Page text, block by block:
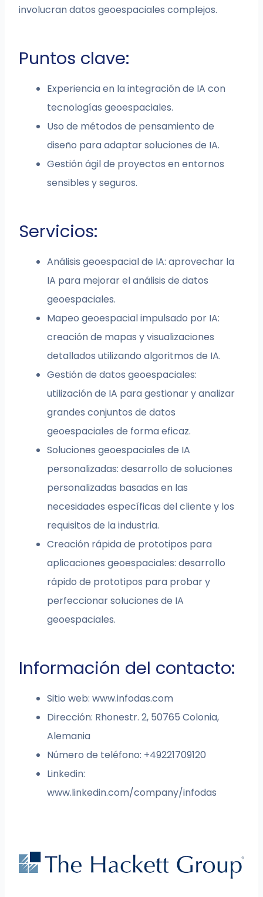
involucran datos geoespaciales complejos.
Puntos clave:
Experiencia en la integración de IA con
tecnologías geoespaciales.
Uso de métodos de pensamiento de
diseño para adaptar soluciones de IA.
Gestión ágil de proyectos en entornos
sensibles y seguros.
Servicios:
Análisis geoespacial de IA: aprovechar la
IA para mejorar el análisis de datos
geoespaciales.
Mapeo geoespacial impulsado por IA:
creación de mapas y visualizaciones
detallados utilizando algoritmos de IA.
Gestión de datos geoespaciales:
utilización de IA para gestionar y analizar
grandes conjuntos de datos
geoespaciales de forma eficaz.
Soluciones geoespaciales de IA
personalizadas: desarrollo de soluciones
personalizadas basadas en las
necesidades específicas del cliente y los
requisitos de la industria.
Creación rápida de prototipos para
aplicaciones geoespaciales: desarrollo
rápido de prototipos para probar y
perfeccionar soluciones de IA
geoespaciales.
Información del contacto:
Sitio web: www.infodas.com
Dirección: Rhonestr. 2, 50765 Colonia,
Alemania
Número de teléfono: +49221709120
Linkedin:
www.linkedin.com/company/infodas